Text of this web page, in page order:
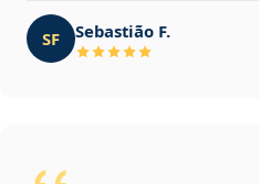
SF Sebastião F.